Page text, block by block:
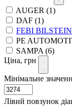
AUGER (1)
DAF (1)
FEBI BILSTEIN
PE
SAMPA (6)
Ціна, грн
Мінімальне
Лівий повзунок